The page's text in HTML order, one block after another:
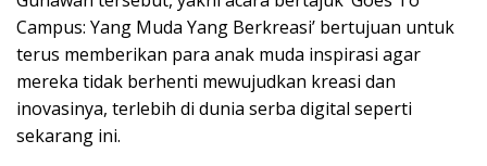
Campus: Yang Muda Yang Berkreasi’ bertujuan untuk
terus memberikan para anak muda inspirasi agar
mereka tidak berhenti mewujudkan kreasi dan
inovasinya, terlebih di dunia serba digital seperti
sekarang ini.